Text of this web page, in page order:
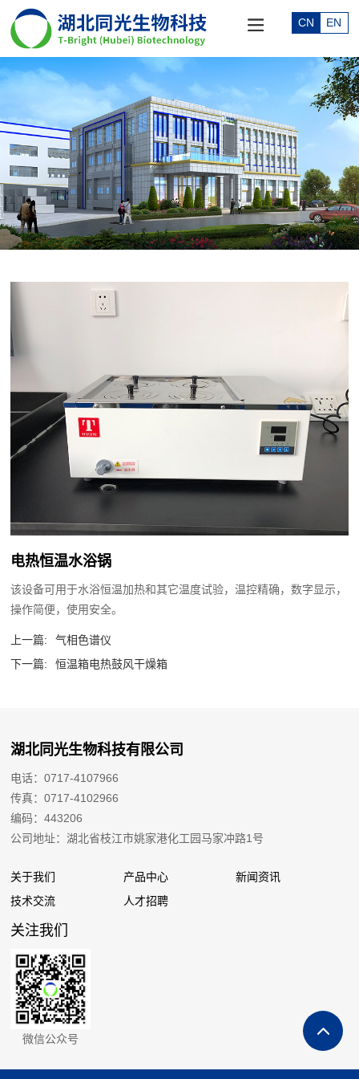
CN EN
电热恒温水浴锅
该设备可用于水浴恒温加热和其它温度试验，温控精确，数字显示，
操作简便，使用安全。
上一篇:
气相色谱仪
下一篇:
恒温箱电热鼓风干燥箱
湖北同光生物科技有限公司
电话：0717-4107966
传真：0717-4102966
编码：443206
公司地址：湖北省枝江市姚家港化工园马家冲路1号
关于我们 产品中心
新闻资讯
技术交流
人才招聘
关注我们
微信公众号